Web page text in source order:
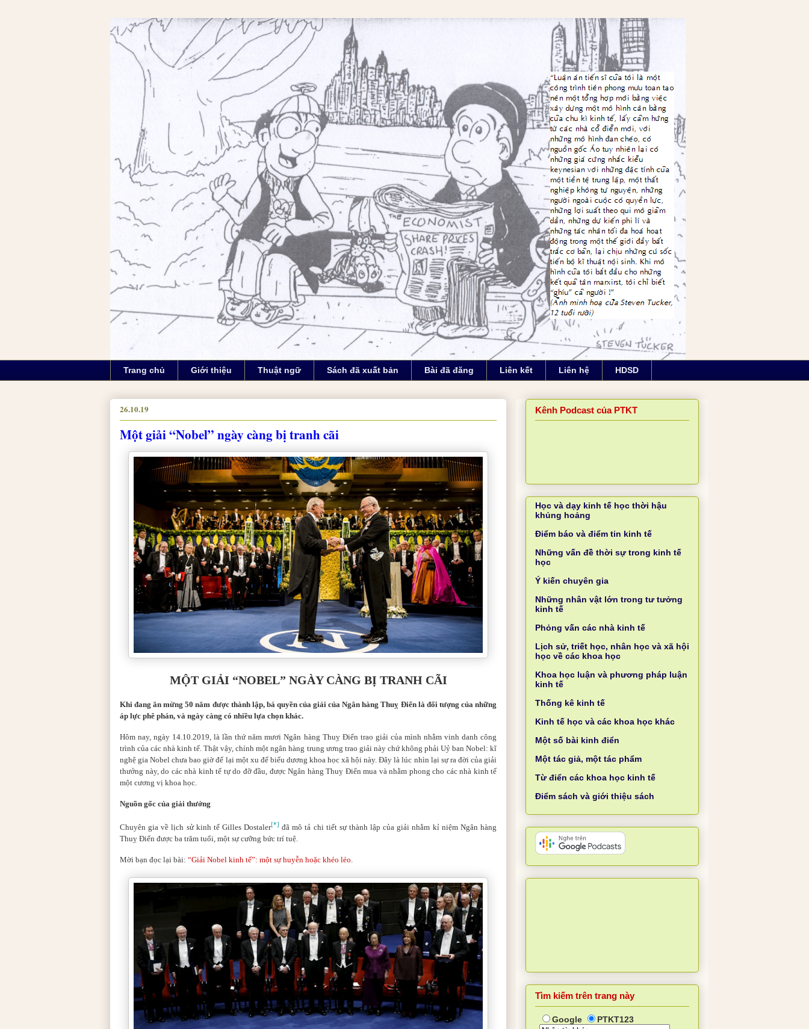
Trang chủ Giới thiệu Thuật ngữ Sách đã xuất bản Bài đã đăng Liên kết Liên hệ HDSD
26.10.19
Một giải “Nobel” ngày càng bị tranh cãi
MỘT GIẢI “NOBEL” NGÀY CÀNG BỊ TRANH CÃI
Khi đang ăn mừng 50 năm được thành lập, bá quyền của giải của Ngân hàng Thuỵ Điển là đối tượng của những
áp lực phê phán, và ngày càng có nhiều lựa chọn khác.
Hôm nay, ngày 14.10.2019, là lần thứ năm mươi Ngân hàng Thuỵ Điển trao giải của mình nhằm vinh danh công
trình của các nhà kinh tế. Thật vậy, chính một ngân hàng trung ương trao giải này chứ không phải Uỷ ban Nobel: kĩ
nghệ gia Nobel chưa bao giờ để lại một xu để biểu dương khoa học xã hội này. Đây là lúc nhìn lại sự ra đời của giải
thưởng này, do các nhà kinh tế tự do đỡ đầu, được Ngân hàng Thuỵ Điển mua và nhằm phong cho các nhà kinh tế
một cương vị khoa học.
Nguồn gốc của giải thưởng
Chuyên gia về lịch sử kinh tế Gilles Dostaler[*] đã mô tả chi tiết sự thành lập của giải nhằm kỉ niệm Ngân hàng
Thuỵ Điển được ba trăm tuổi, một sự cưỡng bức trí tuệ.
Mời bạn đọc lại bài: “Giải Nobel kinh tế”: một sự huyễn hoặc khéo léo.
Kênh Podcast của PTKT
Học và dạy kinh tế học thời hậu
khủng hoảng
Điểm báo và điểm tin kinh tế
Những vấn đề thời sự trong kinh tế
học
Ý kiến chuyên gia
Những nhân vật lớn trong tư tưởng
kinh tế
Phỏng vấn các nhà kinh tế
Lịch sử, triết học, nhân học và xã hội
học về các khoa học
Khoa học luận và phương pháp luận
kinh tế
Thống kê kinh tế
Kinh tế học và các khoa học khác
Một số bài kinh điển
Một tác giả, một tác phẩm
Từ điển các khoa học kinh tế
Điểm sách và giới thiệu sách
Tìm kiếm trên trang này
Google PTKT123